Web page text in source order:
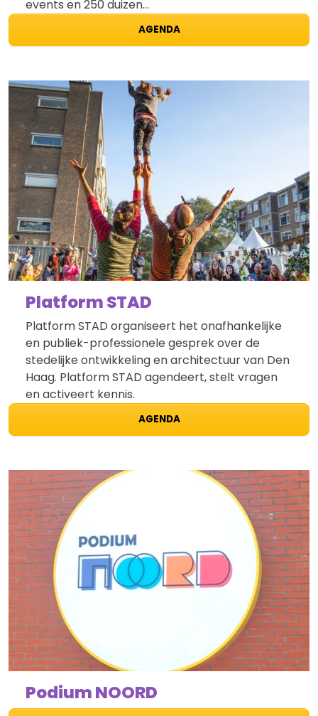
events en 250 duizen…
AGENDA
Platform STAD
Platform STAD organiseert het onafhankelijke
en publiek-professionele gesprek over de
stedelijke ontwikkeling en architectuur van Den
Haag. Platform STAD agendeert, stelt vragen
en activeert kennis.
AGENDA
Podium NOORD